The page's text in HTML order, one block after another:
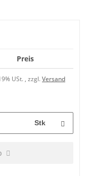
Preis
USt. , zzgl.Versand
Stk